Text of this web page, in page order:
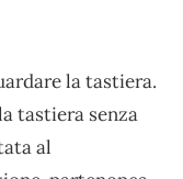
la tastiera.
tastiera senza
al